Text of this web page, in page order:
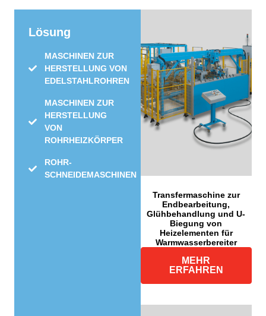
Lösung
MASCHINEN ZUR
HERSTELLUNG VON
EDELSTAHLROHREN
MASCHINEN ZUR
HERSTELLUNG
VON
ROHRHEIZKÖRPER
ROHR-
SCHNEIDEMASCHINEN
Transfermaschine zur
Endbearbeitung,
Glühbehandlung und U-
Biegung von
Heizelementen für
Warmwasserbereiter
MEHR
ERFAHREN